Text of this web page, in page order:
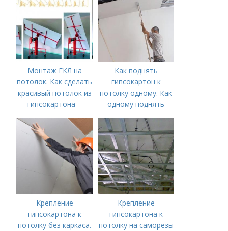
подъемник для ГКЛ
из гипсокартона
Монтаж ГКЛ на
потолок. Как сделать
красивый потолок из
гипсокартона –
проектирования до
монтажа
Как поднять
гипсокартон к
потолку одному. Как
одному поднять
Крепление
гипсокартона к
потолку без каркаса.
Крепление
гипсокартона к
потолку на саморезы